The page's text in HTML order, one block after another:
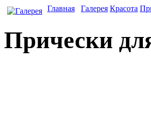
Главная Галерея Красота
Прически